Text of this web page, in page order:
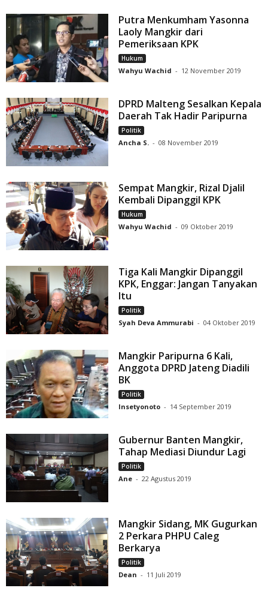
Putra Menkumham Yasonna
Laoly Mangkir dari
Pemeriksaan KPK
Hukum
Wahyu Wachid - 12 November 2019
DPRD Malteng Sesalkan Kepala
Daerah Tak Hadir Paripurna
Politik
Ancha S. - 08 November 2019
Sempat Mangkir, Rizal Djalil
Kembali Dipanggil KPK
Hukum
Wahyu Wachid - 09 Oktober 2019
Tiga Kali Mangkir Dipanggil
KPK, Enggar: Jangan Tanyakan
Itu
Politik
Syah Deva Ammurabi - 04 Oktober 2019
Mangkir Paripurna 6 Kali,
Anggota DPRD Jateng Diadili
BK
Politik
Insetyonoto - 14 September 2019
Gubernur Banten Mangkir,
Tahap Mediasi Diundur Lagi
Politik
Ane - 22 Agustus 2019
Mangkir Sidang, MK Gugurkan
2 Perkara PHPU Caleg
Berkarya
Politik
Dean - 11 Juli 2019